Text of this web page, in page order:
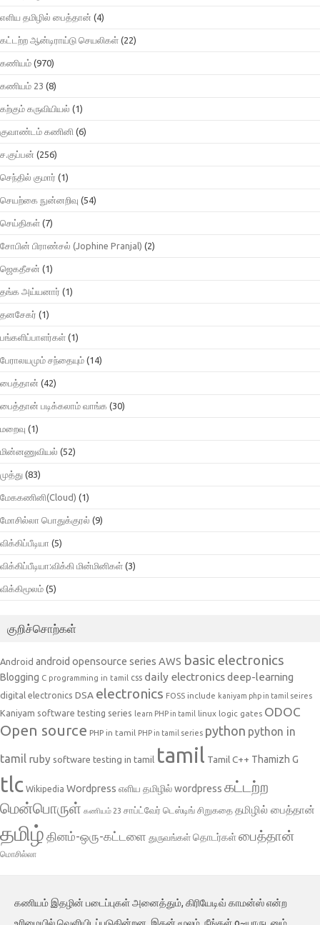
எளிய தமிழில் பைத்தான் (4)
கட்டற்ற ஆன்டிராய்டு செயலிகள் (22)
கணியம் (970)
கணியம் 23 (8)
கற்கும் கருவியியல் (1)
குவாண்டம் கணினி (6)
ச.குப்பன் (256)
செந்தில் குமார் (1)
செயற்கை நுன்னறிவு (54)
செய்திகள் (7)
சோபின் பிராண்சல் (Jophine Pranjal) (2)
ஜெகதீசன் (1)
தங்க அய்யனார் (1)
தனசேகர் (1)
பங்களிப்பாளர்கள் (1)
பேராலயமும் சந்தையும் (14)
பைத்தான் (42)
பைத்தான் படிக்கலாம் வாங்க (30)
மறைவு (1)
மின்னணுவியல் (52)
முத்து (83)
மேககணினி(Cloud) (1)
மோசில்லா பொதுக்குரல் (9)
விக்கிப்பீடியா (5)
விக்கிப்பீடியா:விக்கி மின்மினிகள் (3)
விக்கிமூலம் (5)
குறிச்சொற்கள்
Android android opensource series AWS basic electronics
Blogging C programming in tamil css daily electronicsdeep-learning
digital electronics DSA electronics FOSS include kaniyam php in tamil seires
Kaniyam software testing series learn PHP in tamil linux logic gates ODOC
Open source PHP in tamil PHP in tamil series python python in
tamil ruby software testing in tamil tamil Tamil C++ Thamizh G
tlc Wikipedia Wordpress எளிய தமிழில் wordpress கட்டற்ற
மென்பொருள் கணியம் 23 சாப்ட்வேர் டெஸ்டிங் சிறுகதை தமிழில் பைத்தான்
தமிழ் தினம்-ஒரு-கட்டளை துருவங்கள் தொடர்கள்பைத்தான்
மொசில்லா
கணியம் இதழின் படைப்புகள் அனைத்தும், கிரியேடிவ் காமன்ஸ் என்ற